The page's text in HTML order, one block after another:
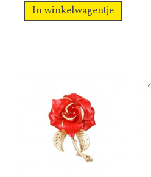
In winkelwagentje